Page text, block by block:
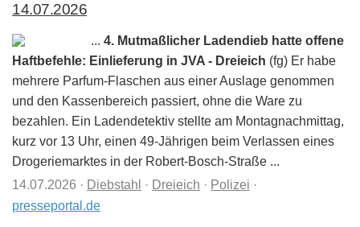
14.07.2026
... 4. Mutmaßlicher Ladendieb hatte offene
Haftbefehle: Einlieferung in JVA - Dreieich (fg) Er habe
mehrere Parfum-Flaschen aus einer Auslage genommen
und den Kassenbereich passiert, ohne die Ware zu
bezahlen. Ein Ladendetektiv stellte am Montagnachmittag,
kurz vor 13 Uhr, einen 49-Jährigen beim Verlassen eines
Drogeriemarktes in der Robert-Bosch-Straße ...
14.07.2026 · Diebstahl · Dreieich · Polizei ·
presseportal.de